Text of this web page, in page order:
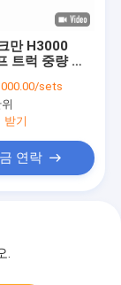
만 H3000
트럭 중량 트
sets
받기
연락
.